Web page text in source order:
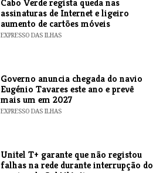
assinaturas de Internet e ligeiro
aumento de cartões móveis
EXPRESSO DAS ILHAS
Governo anuncia chegada do navio
Eugénio Tavares este ano e prevê
mais um em 2027
EXPRESSO DAS ILHAS
Unitel T+ garante que não registou
falhas na rede durante interrupção do